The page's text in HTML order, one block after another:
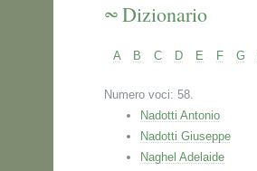
Dizionario
A B C D E F G
Numero voci: 58.
Nadotti Antonio
Nadotti Giuseppe
Naghel Adelaide